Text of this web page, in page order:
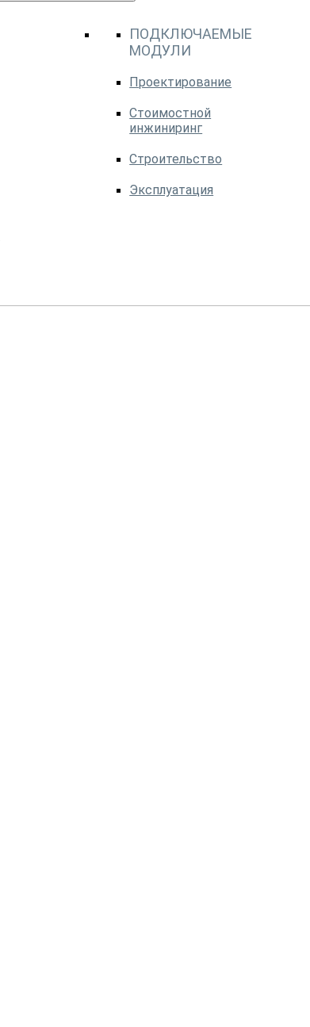
ПОДКЛЮЧАЕМЫЕ
МОДУЛИ
Проектирование
Стоимостной
инжиниринг
Строительство
Эксплуатация